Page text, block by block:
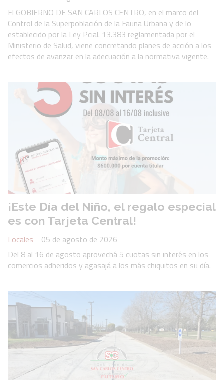
El GOBIERNO DE SAN CARLOS CENTRO, en el marco del
Control de la Superpoblación de la Fauna Urbana y de lo
establecido por la Ley Pcial. 13.383 reglamentada por el
Ministerio de Salud, viene concretando planes de acción a los
efectos de avanzar en la adecuación a la normativa vigente.
¡Este Día del Niño, el regalo especial
es con Tarjeta Central!
Locales
05 de agosto de 2026
Del 8 al 16 de agosto aprovechá 5 cuotas sin interés en los
comercios adheridos y agasajá a los más chiquitos en su día.